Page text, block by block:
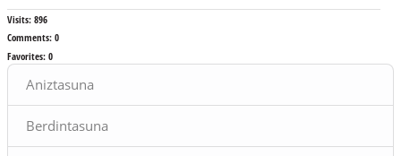
Blocks
Aniztasuna
Berdintasuna
Visits: 896
Comments: 0
Favorites: 0